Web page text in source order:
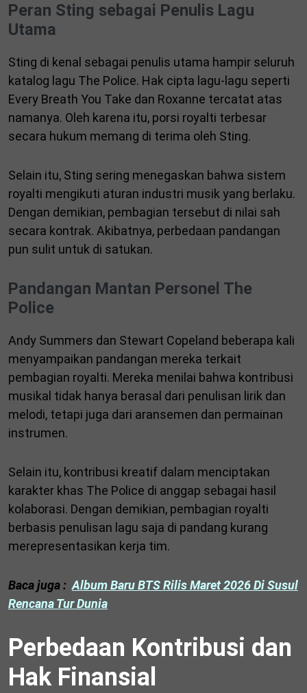
Peran Sting sebagai Penulis Lagu
Utama
Sting di kenal sebagai penulis utama hampir seluruh
katalog lagu The Police. Hak cipta lagu-lagu seperti
Every Breath You Take dan Roxanne tercatat atas
namanya. Oleh karena itu, porsi royalti terbesar
secara hukum memang di terima oleh Sting.
Selain itu, Sting sering menegaskan bahwa sistem
royalti mengikuti aturan industri musik yang berlaku.
Dengan demikian, pembagian tersebut di nilai sah
secara kontrak. Akibatnya, perbedaan pandangan
pun sulit untuk di satukan.
Pandangan Mantan Personel The
Police
Andy Summers dan Stewart Copeland beberapa kali
menyampaikan pandangan mereka terkait
pembagian royalti. Mereka menilai bahwa kontribusi
musikal tidak hanya berasal dari penulisan lirik dan
melodi, tetapi juga dari aransemen dan permainan
instrumen.
Selain itu, kontribusi kreatif dalam menciptakan
karakter khas The Police di anggap sebagai hasil
kolaborasi. Dengan demikian, pembagian royalti
berbasis penulisan lagu saja di pandang kurang
merepresentasikan kerja tim.
Baca juga :Album Baru BTS Rilis Maret 2026 Di Susul
Rencana Tur Dunia
Perbedaan Kontribusi dan
Hak Finansial